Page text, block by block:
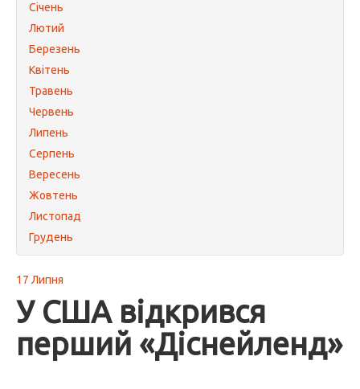
Січень
Лютий
Березень
Квітень
Травень
Червень
Липень
Серпень
Вересень
Жовтень
Листопад
Грудень
17 Липня
У США відкрився
перший «Діснейленд»